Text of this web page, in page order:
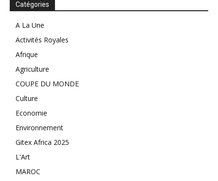
Catégories
A La Une
Activités Royales
Afrique
Agriculture
COUPE DU MONDE
Culture
Economie
Environnement
Gitex Africa 2025
L'Art
MAROC